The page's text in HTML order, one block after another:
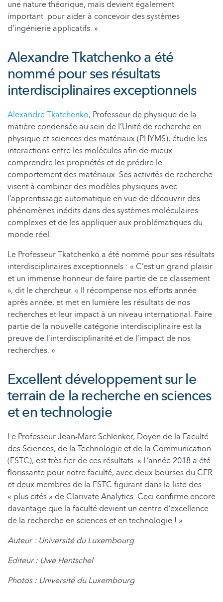
une nature théorique, mais devient également
important pour aider à concevoir des systèmes
d’ingénierie applicatifs. »
Alexandre Tkatchenko a été
nommé pour ses résultats
interdisciplinaires exceptionnels
Alexandre Tkatchenko, Professeur de physique de la
matière condensée au sein de l’Unité de recherche en
physique et sciences des matériaux (PHYMS), étudie les
interactions entre les molécules afin de mieux
comprendre les propriétés et de prédire le
comportement des matériaux. Ses activités de recherche
visent à combiner des modèles physiques avec
l’apprentissage automatique en vue de découvrir des
phénomènes inédits dans des systèmes moléculaires
complexes et de les appliquer aux problématiques du
monde réel.
Le Professeur Tkatchenko a été nommé pour ses résultats
interdisciplinaires exceptionnels : « C’est un grand plaisir
et un immense honneur de faire partie de ce classement
», dit le chercheur. « Il récompense nos efforts année
après année, et met en lumière les résultats de nos
recherches et leur impact à un niveau international. Faire
partie de la nouvelle catégorie interdisciplinaire est la
preuve de l’interdisciplinarité et de l’impact de nos
recherches. »
Excellent développement sur le
terrain de la recherche en sciences
et en technologie
Le Professeur Jean-Marc Schlenker, Doyen de la Faculté
des Sciences, de la Technologie et de la Communication
(FSTC), est très fier de ces résultats. « L’année 2018 a été
florissante pour notre faculté, avec deux bourses du CER
et deux membres de la FSTC figurant dans la liste des
« plus cités » de Clarivate Analytics. Ceci confirme encore
davantage que la faculté devient un centre d’excellence
de la recherche en sciences et en technologie ! »
Auteur : Université du Luxembourg
Editeur : Uwe Hentschel
Photos : Université du Luxembourg